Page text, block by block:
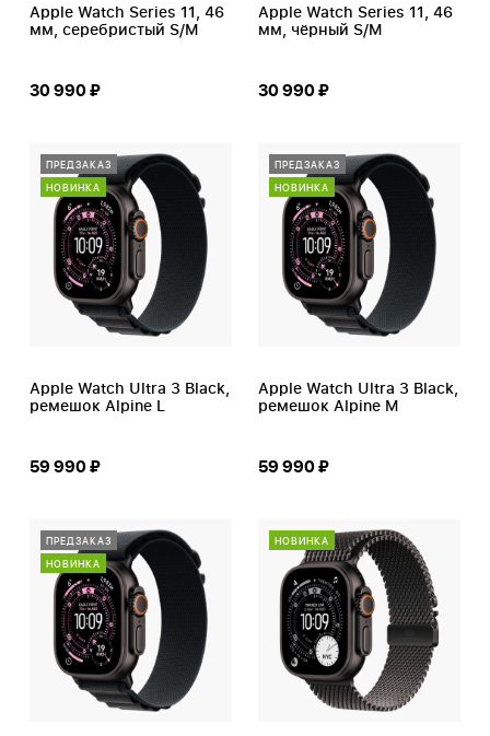
Apple Watch Series 11, 46
мм, серебристый S/M
30 990 ₽
Apple Watch Series 11, 46
мм, чёрный S/M
30 990 ₽
ПРЕДЗАКАЗ
НОВИНКА
Apple Watch Ultra 3 Black,
ремешок Alpine L
59 990 ₽
ПРЕДЗАКАЗ
НОВИНКА
Apple Watch Ultra 3 Black,
ремешок Alpine M
59 990 ₽
ПРЕДЗАКАЗ
НОВИНКА
НОВИНКА